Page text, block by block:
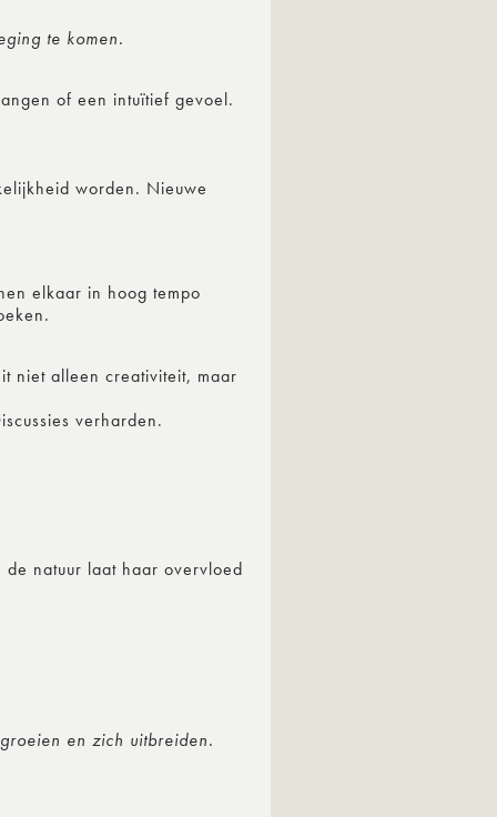
te komen.
of een intuïtief gevoel.
worden. Nieuwe
elkaar in hoog tempo
niet alleen creativiteit, maar
verharden.
natuur laat haar overvloed
en zich uitbreiden.